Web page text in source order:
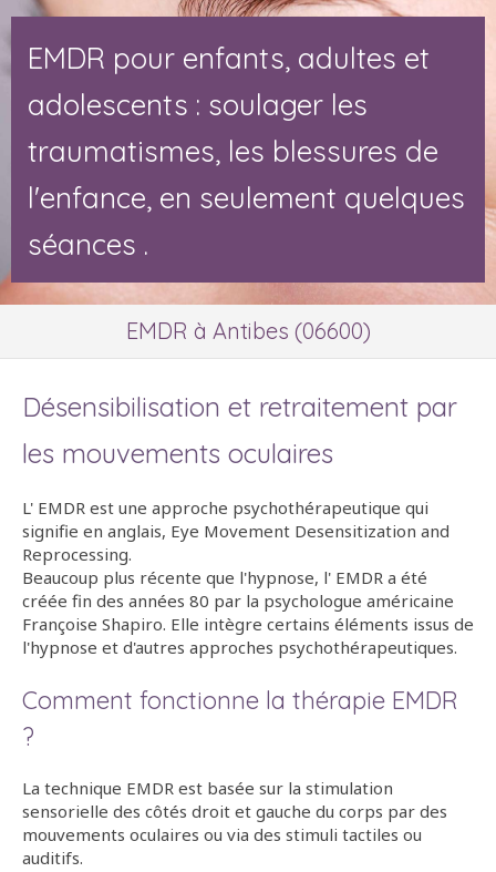
EMDR pour enfants, adultes et
adolescents : soulager les
traumatismes, les blessures de
l'enfance, en seulement quelques
séances .
EMDR à Antibes (06600)
Désensibilisation et retraitement par
les mouvements oculaires
L' EMDR est une approche psychothérapeutique qui
signifie en anglais, Eye Movement Desensitization and
Reprocessing.
Beaucoup plus récente que l'hypnose, l' EMDR a été
créée fin des années 80 par la psychologue américaine
Françoise Shapiro. Elle intègre certains éléments issus de
l'hypnose et d'autres approches psychothérapeutiques.
Comment fonctionne la thérapie EMDR
?
La technique EMDR est basée sur la stimulation
sensorielle des côtés droit et gauche du corps par des
mouvements oculaires ou via des stimuli tactiles ou
auditifs.